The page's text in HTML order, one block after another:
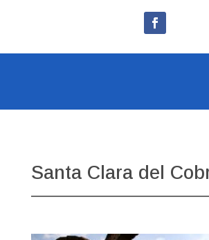
Santa Clara del